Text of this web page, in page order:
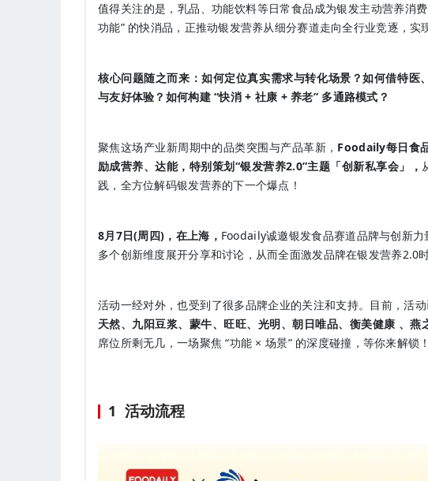
值得关注的是，乳品、功能饮料等日常食品成为银发主动营养消
功能” 的快消品，正推动银发营养从细分赛道走向全行业竞逐，实
核心问题随之而来：如何定位真实需求与转化场景？如何借特医
与友好体验？如何构建 “快消 + 社康 + 养老” 多通路模式？
聚焦这场产业新周期中的品类突围与产品革新， Foodaily每日食
励成营养、达能，特别策划“银发营养2.0”主题「创新私享会」，
践，全方位解码银发营养的下一个爆点！
8月7日(周四)，在上海， Foodaily诚邀银发食品赛道品牌与创新
多个创新维度展开分享和讨论，从而全面激发品牌在银发营养2.0
活动一经对外，也受到了很多品牌企业的关注和支持。目前，活
天然、九阳豆浆、蒙牛、旺旺、光明、朝日唯品、衡美健康 、
席位所剩无几，一场聚焦 “功能 × 场景” 的深度碰撞，等你来解锁！
1 活动流程